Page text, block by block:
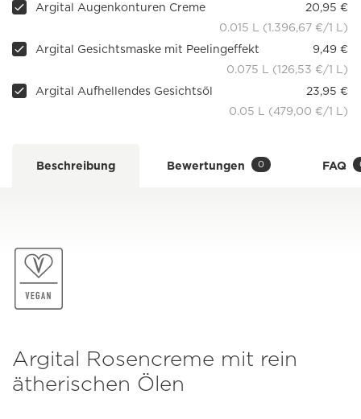
Argital Augenkonturen Creme
20,95 €
0.015 L (1.396,67 €/1 L)
Argital Gesichtsmaske mit Peelingeffekt
9,49 €
0.075 L (126,53 €/1 L)
Argital Aufhellendes Gesichtsöl
23,95 €
0.05 L (479,00 €/1 L)
Beschreibung Bewertungen 0 FAQ
Argital Rosencreme mit rein
ätherischen Ölen